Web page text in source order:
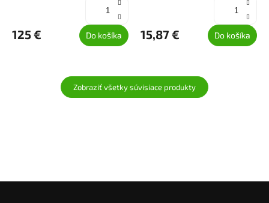
125 € Do košíka 15,87 € Do košíka
Zobraziť všetky súvisiace produkty